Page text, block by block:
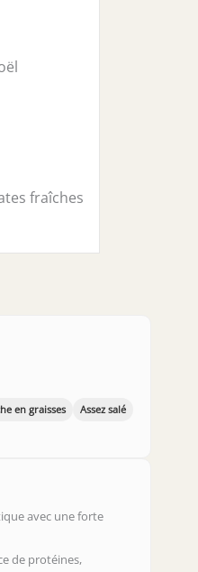
fraîches
en graisses
Assez salé
avec une forte
de protéines,